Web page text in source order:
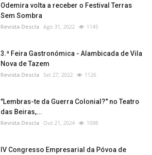
Odemira volta a receber o Festival Terras
Sem Sombra
Revista Descla Ago 31, 2022 1145
3.ª Feira Gastronómica - Alambicada de Vila
Nova de Tazem
Revista Descla Set 27, 2022 1126
"Lembras-te da Guerra Colonial?" no Teatro
das Beiras,...
Revista Descla Out 21, 2024 1098
IV Congresso Empresarial da Póvoa de